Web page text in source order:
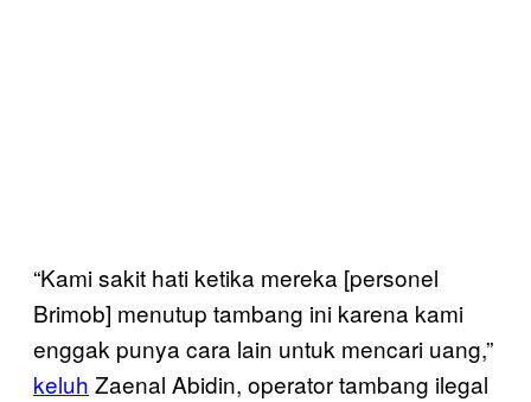
“Kami sakit hati ketika mereka [personel
Brimob] menutup tambang ini karena kami
enggak punya cara lain untuk mencari uang,”
keluh Zaenal Abidin, operator tambang ilegal